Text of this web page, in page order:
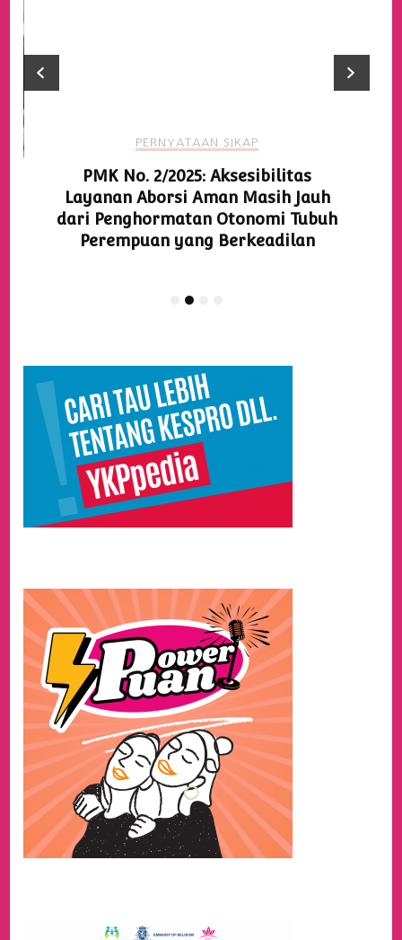
PERNYATAAN SIKAP
PMK No. 2/2025: Aksesibilitas
Layanan Aborsi Aman Masih Jauh
dari Penghormatan Otonomi Tubuh
Perempuan yang Berkeadilan